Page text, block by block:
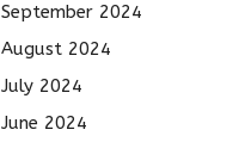
September 2024
August 2024
July 2024
June 2024